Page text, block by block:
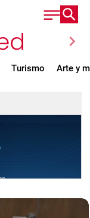
chevron_right
Turismo Arte y